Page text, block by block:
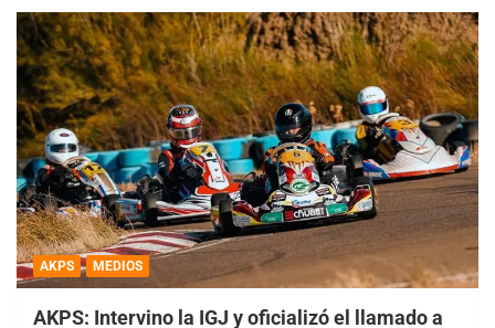
AKPS MEDIOS
AKPS: Intervino la IGJ y oficializó el llamado a